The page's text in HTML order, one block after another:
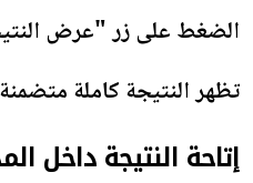
الضغط على زر "عرض
تظهر النتيجة كاملة
إتاحة النتيجة داخل